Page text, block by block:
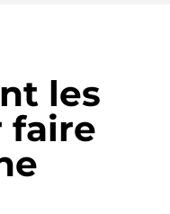
les
faire